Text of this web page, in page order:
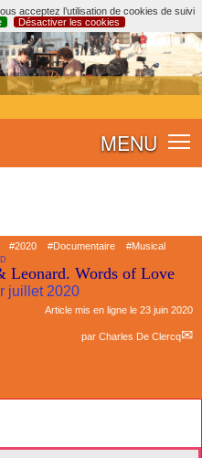
acceptez l’utilisation de cookies de suivi
Désactiver les cookies
MENU
#2020 #Documentaire #Musical
Leonard. Words of Love
juillet 2020
Article mis en ligne le 23 juin 2020
par Charles De Clercq